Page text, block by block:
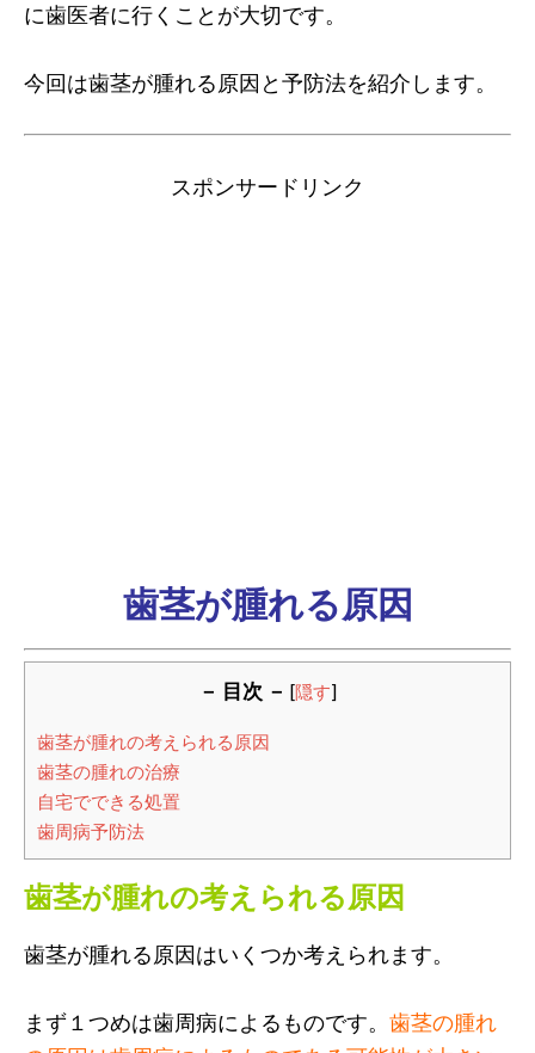
に歯医者に行くことが大切です。
今回は歯茎が腫れる原因と予防法を紹介します。
スポンサードリンク
歯茎が腫れる原因
－ 目次 － [隠す]
歯茎が腫れの考えられる原因
歯茎の腫れの治療
自宅でできる処置
歯周病予防法
歯茎が腫れの考えられる原因
歯茎が腫れる原因はいくつか考えられます。
まず１つめは歯周病によるものです。 歯茎の腫れ